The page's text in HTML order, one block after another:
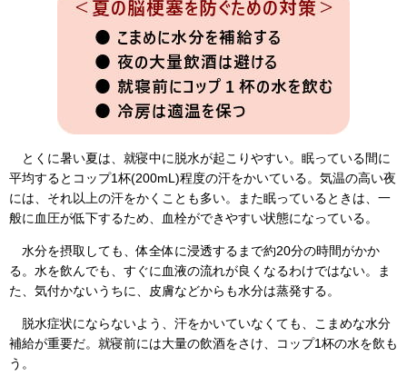
とくに暑い夏は、就寝中に脱水が起こりやすい。眠っている間に
平均するとコップ1杯(200mL)程度の汗をかいている。気温の高い夜
には、それ以上の汗をかくことも多い。また眠っているときは、一
般に血圧が低下するため、血栓ができやすい状態になっている。
水分を摂取しても、体全体に浸透するまで約20分の時間がかか
る。水を飲んでも、すぐに血液の流れが良くなるわけではない。ま
た、気付かないうちに、皮膚などからも水分は蒸発する。
脱水症状にならないよう、汗をかいていなくても、こまめな水分
補給が重要だ。就寝前には大量の飲酒をさけ、コップ1杯の水を飲も
う。